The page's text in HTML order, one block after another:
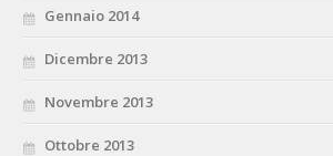
Gennaio 2014
Dicembre 2013
Novembre 2013
Ottobre 2013